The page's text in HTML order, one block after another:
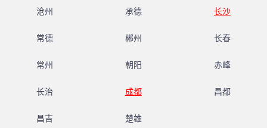
沧州 承德 长沙
常德 郴州 长春
常州 朝阳 赤峰
长治 成都 昌都
昌吉 楚雄